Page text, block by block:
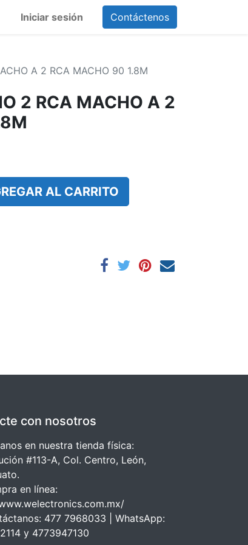
Iniciar sesión Contáctenos
A 2 RCA MACHO 90 1.8M
2 RCA MACHO A 2
AL CARRITO
con nosotros
en nuestra tienda física:
#113-A, Col. Centro, León,
en línea:
477 7968033 | WhatsApp:
y 4773947130